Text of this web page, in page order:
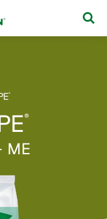
®
®
ME